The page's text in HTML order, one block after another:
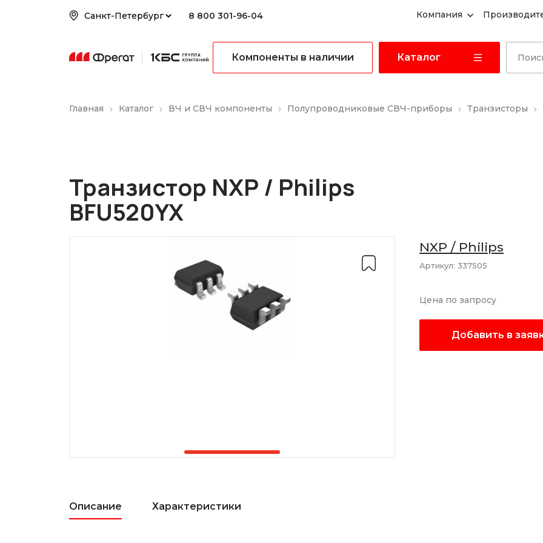
8 800 301-96-04 Компания
Компоненты в наличии Каталог
Главная Каталог ВЧ и СВЧ компоненты Полупроводниковые СВЧ-приборы Транзисторы
Транзистор NXP / Philips
BFU520YX
NXP / Philips
Артикул: 337505
Цена по запросу
Добавить в
Описание Характеристики